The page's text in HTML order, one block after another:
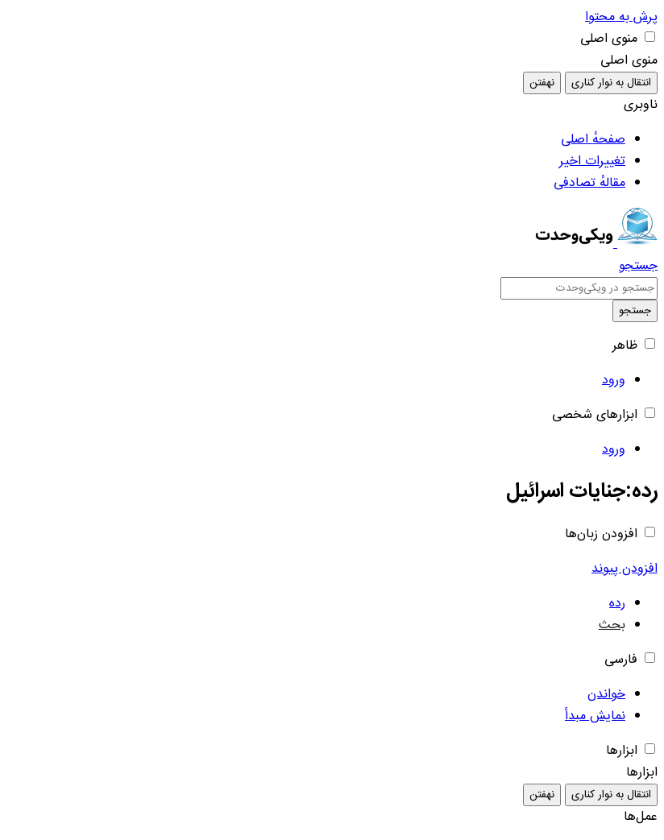
پرش به محتوا
منوی اصلی
منوی اصلی
انتقال به نوار کناری نهفتن
ناوبری
صفحهٔ اصلی
تغییرات اخیر
مقالهٔ تصادفی
جستجو
جستجو
ظاهر
ورود
ابزارهای شخصی
ورود
رده:جنایات اسرائیل
افزودن زبان‌ها
افزودن پیوند
رده
بحث
فارسی
خواندن
نمایش مبدأ
ابزارها
ابزارها
انتقال به نوار کناری نهفتن
عمل‌ها